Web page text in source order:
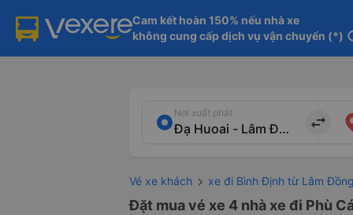
Cam kết hoàn 150% nếu nhà xe
không cung cấp dịch vụ vận chuyển (*)
Nơi xuất phát
import_export
Vé xe khách xe đi Bình Định từ Lâm Đồng
Đặt mua vé xe 4 nhà xe đi Phù